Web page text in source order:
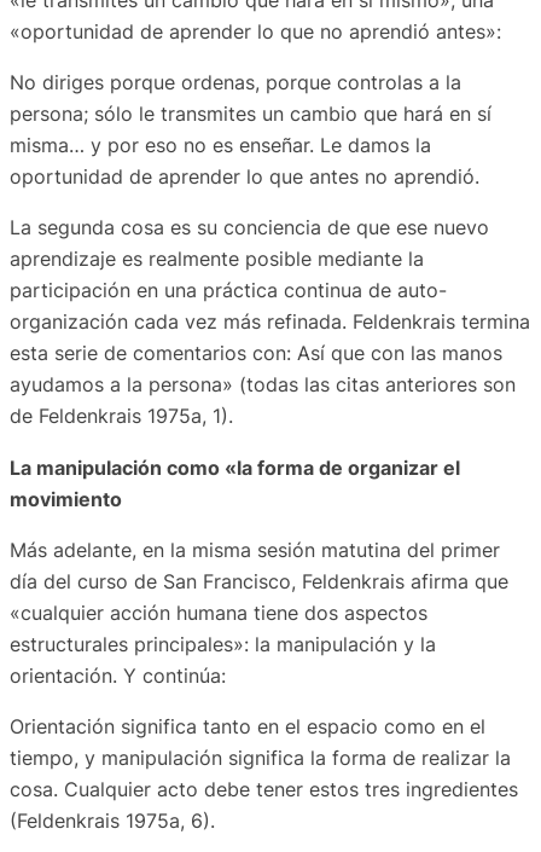
«oportunidad de aprender lo que no aprendió antes»:
No diriges porque ordenas, porque controlas a la
persona; sólo le transmites un cambio que hará en sí
misma… y por eso no es enseñar. Le damos la
oportunidad de aprender lo que antes no aprendió.
La segunda cosa es su conciencia de que ese nuevo
aprendizaje es realmente posible mediante la
participación en una práctica continua de auto-
organización cada vez más refinada. Feldenkrais termina
esta serie de comentarios con: Así que con las manos
ayudamos a la persona» (todas las citas anteriores son
de Feldenkrais 1975a, 1).
La manipulación como «la forma de organizar el
movimiento
Más adelante, en la misma sesión matutina del primer
día del curso de San Francisco, Feldenkrais afirma que
«cualquier acción humana tiene dos aspectos
estructurales principales»: la manipulación y la
orientación. Y continúa:
Orientación significa tanto en el espacio como en el
tiempo, y manipulación significa la forma de realizar la
cosa. Cualquier acto debe tener estos tres ingredientes
(Feldenkrais 1975a, 6).